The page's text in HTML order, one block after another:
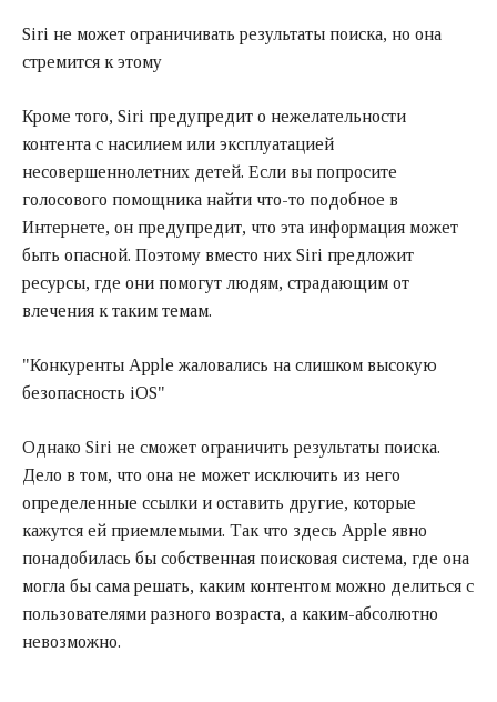
Siri не может ограничивать результаты поиска, но она
стремится к этому
Кроме того, Siri предупредит о нежелательности
контента с насилием или эксплуатацией
несовершеннолетних детей. Если вы попросите
голосового помощника найти что-то подобное в
Интернете, он предупредит, что эта информация может
быть опасной. Поэтому вместо них Siri предложит
ресурсы, где они помогут людям, страдающим от
влечения к таким темам.
"Конкуренты Apple жаловались на слишком высокую
безопасность iOS"
Однако Siri не сможет ограничить результаты поиска.
Дело в том, что она не может исключить из него
определенные ссылки и оставить другие, которые
кажутся ей приемлемыми. Так что здесь Apple явно
понадобилась бы собственная поисковая система, где она
могла бы сама решать, каким контентом можно делиться с
пользователями разного возраста, а каким-абсолютно
невозможно.